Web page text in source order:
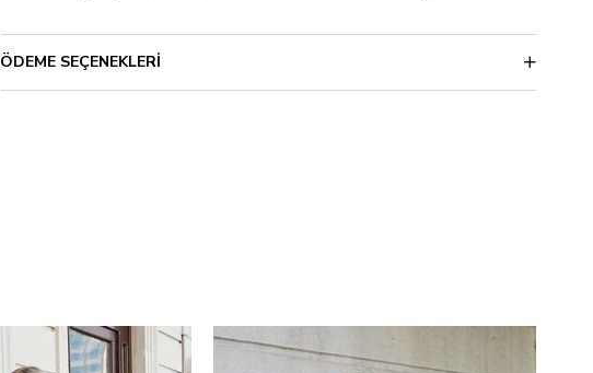
ÖDEME SEÇENEKLERI